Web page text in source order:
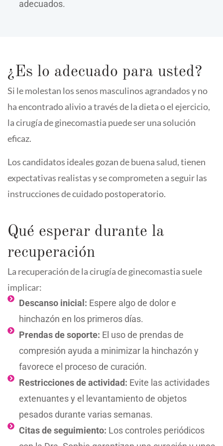
adecuados.
¿Es lo adecuado para usted?
Si le molestan los senos masculinos agrandados y no
ha encontrado alivio a través de la dieta o el ejercicio,
la cirugía de ginecomastia puede ser una solución
eficaz.
Los candidatos ideales gozan de buena salud, tienen
expectativas realistas y se comprometen a seguir las
instrucciones de cuidado postoperatorio.
Qué esperar durante la
recuperación
La recuperación de la cirugía de ginecomastia suele
implicar:
Descanso inicial: Espere algo de dolor e
hinchazón en los primeros días.
Prendas de soporte: El uso de prendas de
compresión ayuda a minimizar la hinchazón y
favorece el proceso de curación.
Restricciones de actividad: Evite las actividades
extenuantes y el levantamiento de objetos
pesados durante varias semanas.
Citas de seguimiento: Los controles periódicos